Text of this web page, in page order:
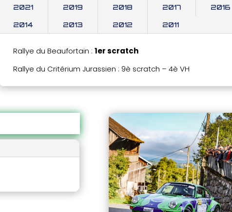
2021 2019 2018 2017 2016
2014 2013 2012 2011
Rallye du Beaufortain :1er scratch
Rallye du Critérium Jurassien : 9è scratch – 4è VH